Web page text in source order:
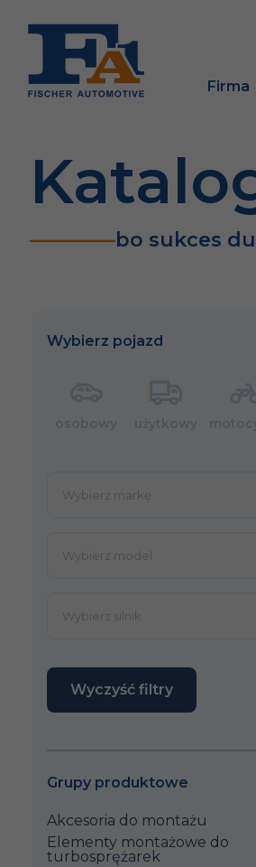
Firma
bo sukces
Wybierz pojazd
Wyczyść filtry
Grupy produktowe
Akcesoria do montażu
Elementy montażowe do
turbosprężarek